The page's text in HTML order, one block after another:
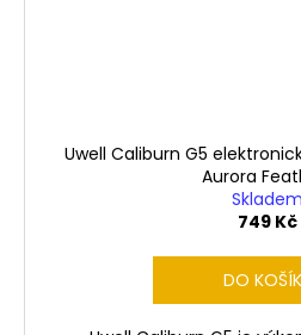
Uwell Caliburn G5
Aurora
Skladem
749 Kč
DO